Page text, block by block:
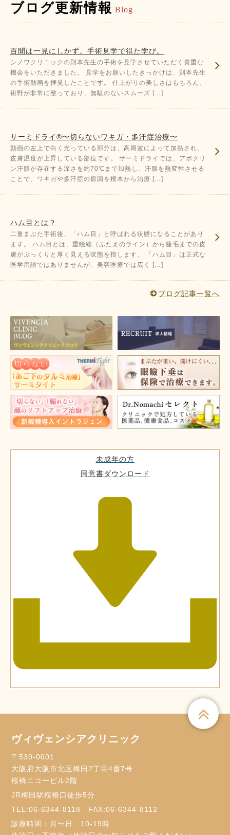
ブログ更新情報 Blog
百聞は一見にしかず。手術見学で得た学び。
シノワクリニックの則本先生の手術を見学させていただく貴重な
機会をいただきました。 見学をお願いしたきっかけは、則本先生
の手術動画を拝見したことです。 仕上がりの美しさはもちろん、
術野が非常に整っており、無駄のないスムーズ […]
サーミドライ®〜切らないワキガ・多汗症治療〜
動画の左上で白く光っている部分は、高周波によって加熱され、
皮膚温度が上昇している部位です。 サーミドライでは、アポクリ
ン汗腺が存在する深さを約70℃まで加熱し、汗腺を熱変性させる
ことで、ワキガや多汗症の原因を根本から治療 […]
ハム目とは？
二重まぶた手術後、「ハム目」と呼ばれる状態になることがあり
ます。 ハム目とは、重瞼線（ふたえのライン）から睫毛までの皮
膚がぷっくりと厚く見える状態を指します。 「ハム目」は正式な
医学用語ではありませんが、美容医療では広く […]
ブログ記事一覧へ
未成年の方
同意書ダウンロード
ヴィヴェンシアクリニック
〒530-0001
大阪府大阪市北区梅田2丁目4番7号
桜橋ニコービル2階
JR梅田駅桜橋口徒歩5分
TEL:06-6344-8118
FAX:06-6344-8112
診療時間：月〜日 10-19時